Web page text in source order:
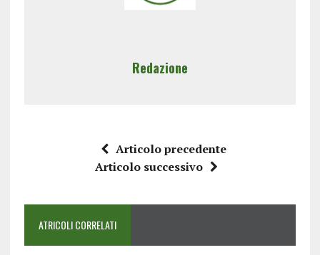
Redazione
Articolo precedente
Articolo successivo
ATRICOLI CORRELATI